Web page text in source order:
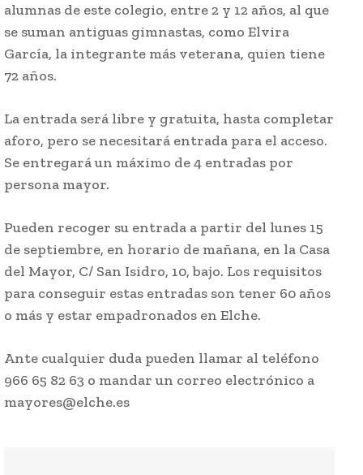
alumnas de este colegio, entre 2 y 12 años, al que
se suman antiguas gimnastas, como Elvira
García, la integrante más veterana, quien tiene
72 años.
La entrada será libre y gratuita, hasta completar
aforo, pero se necesitará entrada para el acceso.
Se entregará un máximo de 4 entradas por
persona mayor.
Pueden recoger su entrada a partir del lunes 15
de septiembre, en horario de mañana, en la Casa
del Mayor, C/ San Isidro, 10, bajo. Los requisitos
para conseguir estas entradas son tener 60 años
o más y estar empadronados en Elche.
Ante cualquier duda pueden llamar al teléfono
966 65 82 63 o mandar un correo electrónico a
mayores@elche.es